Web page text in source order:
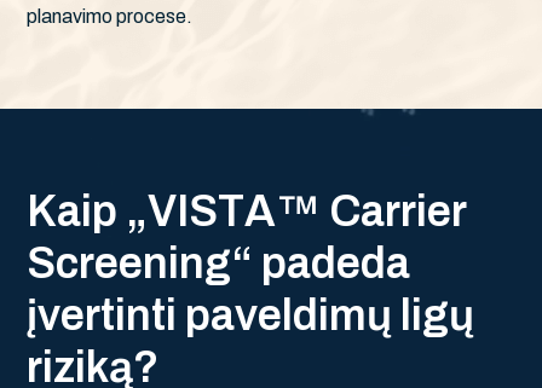
planavimo procese.
Kaip „V STA™ Carrier
Screening“ padeda
įvertinti pave d imų igų
rizi ką?